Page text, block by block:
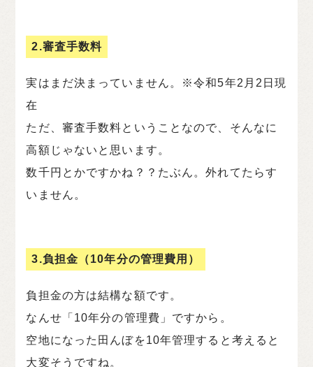
2.審査手数料
実はまだ決まっていません。※令和5年2月2日現
在
ただ、審査手数料ということなので、そんなに
高額じゃないと思います。
数千円とかですかね？？たぶん。外れてたらす
いません。
3.負担金（10年分の管理費用）
負担金の方は結構な額です。
なんせ「10年分の管理費」ですから。
空地になった田んぼを10年管理すると考えると
大変そうですね。